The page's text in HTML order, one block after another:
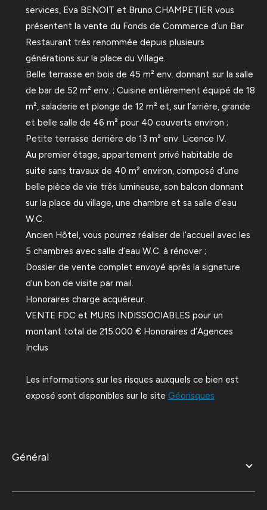
services, Eva BENOIT et Bruno CHAMPETIER vous
présentent la vente du Fonds de Commerce d’un Bar
Restaurant très renommée depuis plusieurs
générations sur la place du Village.
Belle terrasse en bois de 45 m² env. donnant sur la salle
de bar de 52 m² env. ; Cuisine entièrement équipé de 18
m², saladerie et plonge de 12 m² et, sur l’arrière, grande
et belle salle de 46 m² pour 40 couverts environ ;
Petite terrasse derrière de 13 m² env. Licence IV.
Au premier étage, appartement privé habitable de
suite sans travaux de 40 m² environ, composé d’une
belle pièce de vie très lumineuse, son balcon donnant
sur la place du village, une chambre et sa salle d’eau
W.C.
Ancien Hôtel, vous pourrez réaliser de l’accueil avec les
5 chambres avec salle d’eau W.C. à rénover ;
Dossier de vente complet envoyé après la signature
d’un bon de visite par mail.
Honoraires charge acquéreur.
VENTE FDC et MURS INDISSOCIABLES pour un
montant total de 215.000 € Honoraires d’Agences
Inclus
Les informations sur les risques auxquels ce bien est
exposé sont disponibles sur le site Géorisques
général